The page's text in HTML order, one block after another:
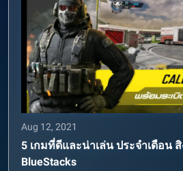
Aug 12, 2021
5 เกมที่ดีและน่าเล่น ประจำเดือน
BlueStacks